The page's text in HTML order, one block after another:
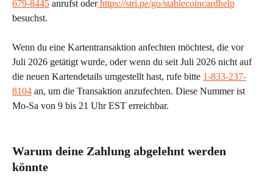
679-8445 anrufst oder https://stri.pe/go/stablecoincardhelp
besuchst.
Wenn du eine Kartentransaktion anfechten möchtest, die vor
Juli 2026 getätigt wurde, oder wenn du seit Juli 2026 nicht auf
die neuen Kartendetails umgestellt hast, rufe bitte 1-833-237-
8104 an, um die Transaktion anzufechten. Diese Nummer ist
Mo-Sa von 9 bis 21 Uhr EST erreichbar.
Warum deine Zahlung abgelehnt werden
könnte